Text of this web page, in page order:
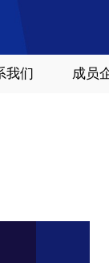
我们 成员